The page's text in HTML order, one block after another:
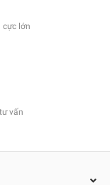
cực lớn
vấn